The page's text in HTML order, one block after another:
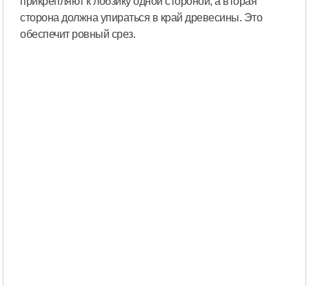
сторона должна упираться в край древесины. Это
обеспечит ровный срез.